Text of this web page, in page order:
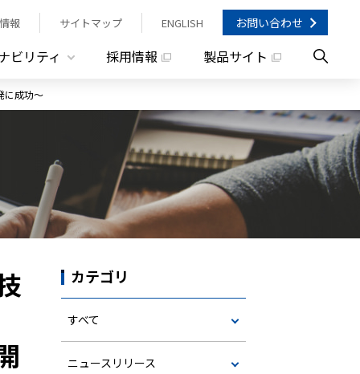
報 サイトマップ ENGLISH お問い合わせ
ビリティ 採用情報 製品サイト
に成功～
カテゴリ
すべて
ニュースリリース